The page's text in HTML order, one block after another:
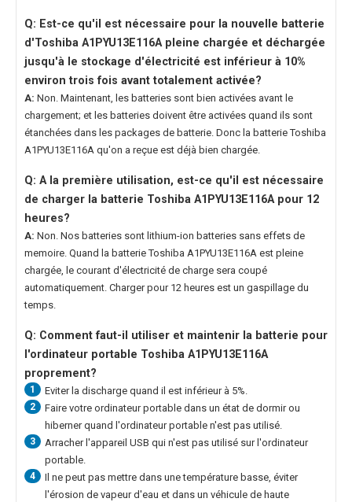
Q: Est-ce qu'il est nécessaire pour la nouvelle batterie
d'Toshiba A1PYU13E116A pleine chargée et déchargée
jusqu'à le stockage d'électricité est inférieur à 10%
environ trois fois avant totalement activée?
A: Non. Maintenant, les batteries sont bien activées avant le
chargement; et les batteries doivent être activées quand ils sont
étanchées dans les packages de batterie. Donc la batterie Toshiba
A1PYU13E116A qu'on a reçue est déjà bien chargée.
Q: A la première utilisation, est-ce qu'il est nécessaire
de charger la batterie Toshiba A1PYU13E116A pour 12
heures?
A: Non. Nos batteries sont lithium-ion batteries sans effets de
memoire. Quand la batterie Toshiba A1PYU13E116A est pleine
chargée, le courant d'électricité de charge sera coupé
automatiquement. Charger pour 12 heures est un gaspillage du
temps.
Q: Comment faut-il utiliser et maintenir la batterie pour
l'ordinateur portable Toshiba A1PYU13E116A
proprement?
1 Eviter la discharge quand il est inférieur à 5%.
2
Faire votre ordinateur portable dans un état de dormir ou
hiberner quand l'ordinateur portable n'est pas utilisé.
3
Arracher l'appareil USB qui n'est pas utilisé sur l'ordinateur
portable.
4
Il ne peut pas mettre dans une température basse, éviter
l'érosion de vapeur d'eau et dans un véhicule de haute